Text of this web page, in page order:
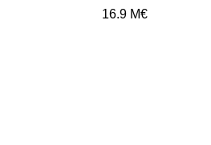
16.9 M€